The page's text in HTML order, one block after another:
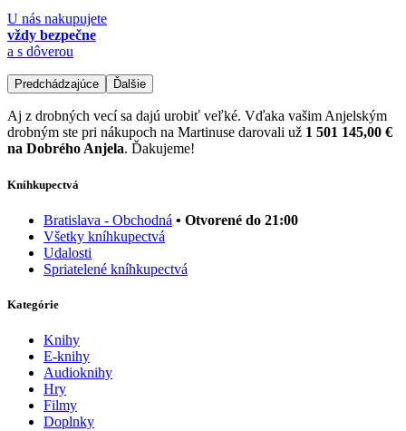
U nás nakupujete
vždy bezpečne
a s dôverou
Predchádzajúce Ďalšie
Aj z drobných vecí sa dajú urobiť veľké. Vďaka vašim Anjelským
drobným ste pri nákupoch na Martinuse darovali už 1 501 145,00 €
na Dobrého Anjela. Ďakujeme!
Kníhkupectvá
Bratislava - Obchodná • Otvorené do 21:00
Všetky kníhkupectvá
Udalosti
Spriatelené kníhkupectvá
Kategórie
Knihy
E-knihy
Audioknihy
Hry
Filmy
Doplnky